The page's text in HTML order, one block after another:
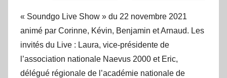
« Soundgo Live Show » du 22 novembre 2021
animé par Corinne, Kévin, Benjamin et Arnaud. Les
invités du Live : Laura, vice-présidente de
l’association nationale Naevus 2000 et Eric,
délégué régionale de l’académie nationale de